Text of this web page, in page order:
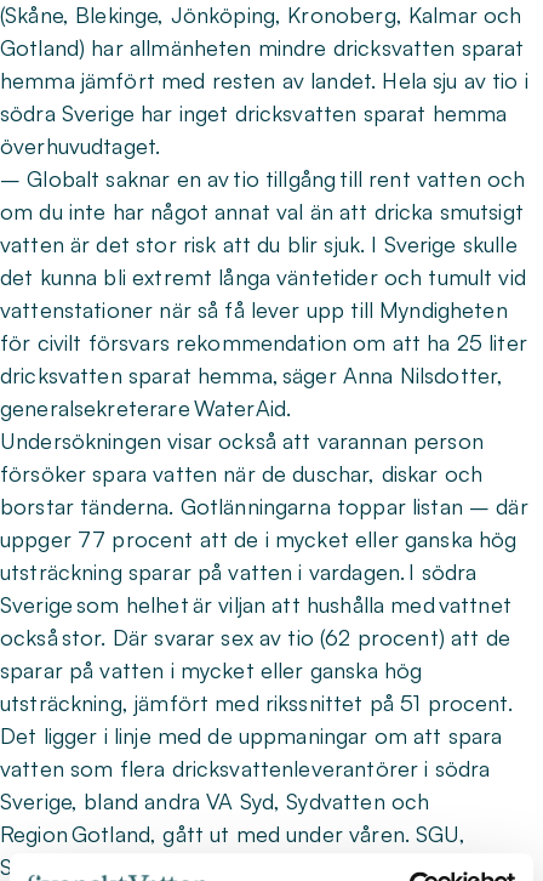
(Skåne, Blekinge, Jönköping, Kronoberg, Kalmar och
Gotland) har allmänheten mindre dricksvatten sparat
hemma jämfört med resten av landet. Hela sju av tio i
södra Sverige har inget dricksvatten sparat hemma
överhuvudtaget.
– Globalt saknar en av tio tillgång till rent vatten och
om du inte har något annat val än att dricka smutsigt
vatten är det stor risk att du blir sjuk. I Sverige skulle
det kunna bli extremt långa väntetider och tumult vid
vattenstationer när så få lever upp till Myndigheten
för civilt försvars rekommendation om att ha 25 liter
dricksvatten sparat hemma, säger Anna Nilsdotter,
generalsekreterare WaterAid.
Undersökningen visar också att varannan person
försöker spara vatten när de duschar, diskar och
borstar tänderna. Gotlänningarna toppar listan – där
uppger 77 procent att de i mycket eller ganska hög
utsträckning sparar på vatten i vardagen. I södra
Sverige som helhet är viljan att hushålla med vattnet
också stor. Där svarar sex av tio (62 procent) att de
sparar på vatten i mycket eller ganska hög
utsträckning, jämfört med rikssnittet på 51 procent.
Det ligger i linje med de uppmaningar om att spara
vatten som flera dricksvattenleverantörer i södra
Sverige, bland andra VA Syd, Sydvatten och
Region Gotland, gått ut med under våren. SGU,
Sveriges geologiska undersökning, varnar också för